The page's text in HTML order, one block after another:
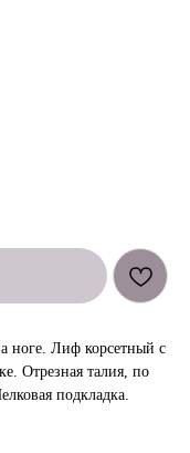
ноге. Лиф корсетный с
Отрезная талия, по
подкладка.